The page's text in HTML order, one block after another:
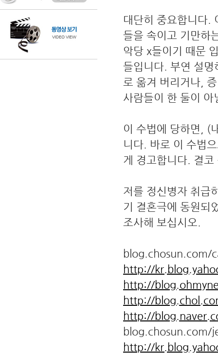
대단히 중요합니다.
들을 속이고 기만하
악당 x들이기 때문
들입니다. 부연 설
로 옮겨 버리거나,
사람들이 한 둘이
이 수법에 당하면, (
니다. 바로 이 수법
게 경고합니다. 결
저를 정신병자 취급
기 결혼극에 동원되
조사해 보십시오.
blog.chosun.com/
http://
http://
http://
http://
blog.chosun.com/
http://